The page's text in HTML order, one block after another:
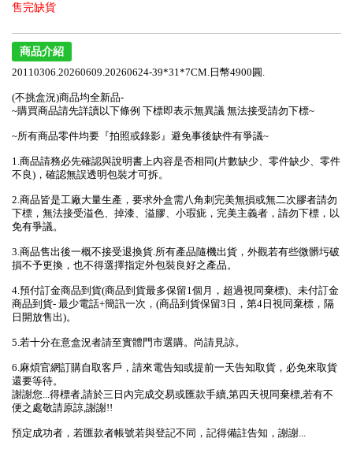
售完缺貨
商品介紹
20110306.20260609.20260624-39*31*7CM.日幣4900圓.
(不挑盒況)商品均全新品-
~購買商品請先詳讀以下條例 下標即表示無異議 無法接受請勿下標~
~所有商品零件均要『拍照或錄影』避免事後缺件有爭議~
1.商品請務必先確認與說明書上內容是否相同(片數缺少、零件缺少、零件
不良)，確認無誤透明包裝才可拆。
2.商品皆是工廠大量生產，要求外盒需八角刺完美無損或無二次膠者請勿
下標，無法接受溢色、掉漆、溢膠、小瑕疵，完美主義者，請勿下標，以
免有爭議。
3.商品售出後一概不接受退換貨.所有產品隨機出貨，外觀若有些微髒圬破
損不予更換，也不得選擇指定外包裝良好之產品。
4.預付訂金商品到貨(商品到貨最多保留1個月，超過視同棄標)、未付訂金
商品到貨- 最少電話+簡訊一次，(商品到貨保留3日，第4日視同棄標，隔
日開放售出)。
5.若十分在意盒況者請至實體門市選購。尚請見諒。
6.麻煩官網訂購自取客戶，請來電告知或提前一天告知取貨，必免來取貨
還要等待。
謝謝您...得標者,請於三日內完成交易或匯款手續,第四天視同棄標,若有不
便之處敬請原諒,謝謝!!
預定成功者，若匯款者帳號若與登記不同，記得備註告知，謝謝...